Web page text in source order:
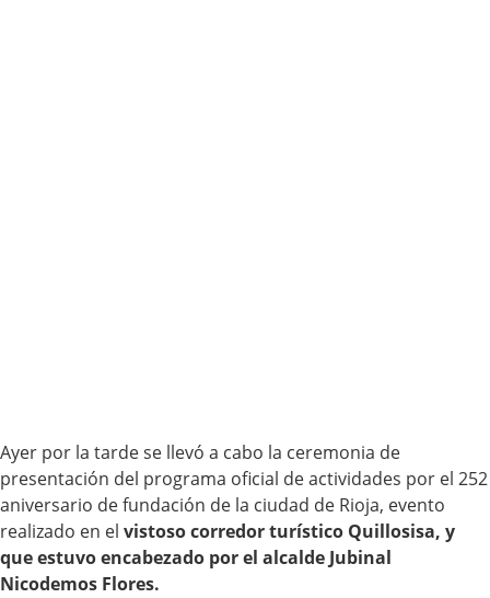
Ayer por la tarde se llevó a cabo la ceremonia de
presentación del programa oficial de actividades por el 252
aniversario de fundación de la ciudad de Rioja, evento
realizado en el vistoso corredor turístico Quillosisa, y
que estuvo encabezado por el alcalde Jubinal
Nicodemos Flores.